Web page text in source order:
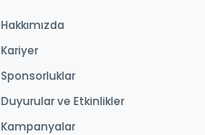
Hakkımızda
Kariyer
Sponsorluklar
Duyurular ve Etkinlikler
Kampanyalar